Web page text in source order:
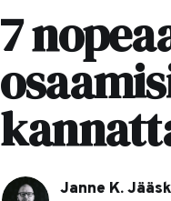
7
Janne K.